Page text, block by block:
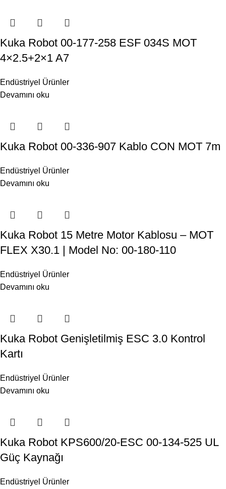
Kuka Robot 00-177-258 ESF 034S MOT
4×2.5+2×1 A7
Endüstriyel Ürünler
Devamını oku
Kuka Robot 00-336-907 Kablo CON MOT 7m
Endüstriyel Ürünler
Devamını oku
Kuka Robot 15 Metre Motor Kablosu – MOT
FLEX X30.1 | Model No: 00-180-110
Endüstriyel Ürünler
Devamını oku
Kuka Robot Genişletilmiş ESC 3.0 Kontrol
Kartı
Endüstriyel Ürünler
Devamını oku
Kuka Robot KPS600/20-ESC 00-134-525 UL
Güç Kaynağı
Endüstriyel Ürünler